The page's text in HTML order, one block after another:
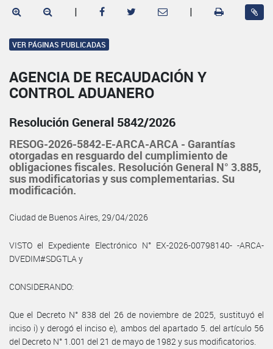
| |
VER PÁGINAS PUBLICADAS
AGENCIA DE RECAUDACIÓN Y
CONTROL ADUANERO
Resolución General 5842/2026
RESOG-2026-5842-E-ARCA-ARCA - Garantías
otorgadas en resguardo del cumplimiento de
obligaciones fiscales. Resolución General N° 3.885,
sus modificatorias y sus complementarias. Su
modificación.
Ciudad de Buenos Aires, 29/04/2026
VISTO el Expediente Electrónico N° EX-2026-00798140- -ARCA-
DVEDIM#SDGTLA y
CONSIDERANDO:
Que el Decreto N° 838 del 26 de noviembre de 2025, sustituyó el
inciso i) y derogó el inciso e), ambos del apartado 5. del artículo 56
del Decreto N° 1.001 del 21 de mayo de 1982 y sus modificatorios.